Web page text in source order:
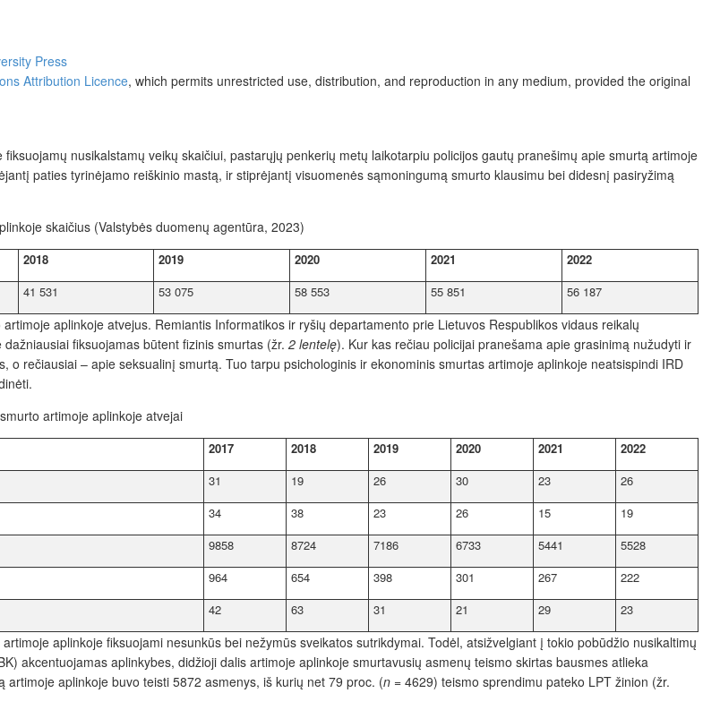
Press
Attribution Licence, which permits unrestricted use, distribution, and reproduction in any medium, provided the original
nusikalstamų veikų skaičiui, pastarųjų penkerių metų laikotarpiu policijos gautų pranešimų apie smurtą artimoje
paties tyrinėjamo reiškinio mastą, ir stiprėjantį visuomenės sąmoningumą smurto klausimu bei didesnį pasiryžimą
skaičius (Valstybės duomenų agentūra, 2023)
2018 2019 2020 2021
2022
41 531 53 075 58 553 55 851 56 187
aplinkoje atvejus. Remiantis Informatikos ir ryšių departamento prie Lietuvos Respublikos vidaus reikalų
fiksuojamas būtent fizinis smurtas (žr. 2 lentelę). Kur kas rečiau policijai pranešama apie grasinimą nužudyti ir
rečiausiai – apie seksualinį smurtą. Tuo tarpu psichologinis ir ekonominis smurtas artimoje aplinkoje neatsispindi IRD
artimoje aplinkoje atvejai
2017 2018 2019 2020 2021
2022
31 19 26 30 23
26
34 38 23 26 15
19
9858 8724 7186 6733 5441
5528
964 654 398 301 267
222
42 63 31 21 29 23
aplinkoje fiksuojami nesunkūs bei nežymūs sveikatos sutrikdymai. Todėl, atsižvelgiant į tokio pobūdžio nusikaltimų
akcentuojamas aplinkybes, didžioji dalis artimoje aplinkoje smurtavusių asmenų teismo skirtas bausmes atlieka
aplinkoje buvo teisti 5872 asmenys, iš kurių net 79 proc. (n = 4629) teismo sprendimu pateko LPT žinion (žr.